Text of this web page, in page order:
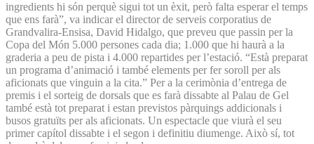
ingredients hi són perquè sigui tot un èxit, però falta esperar el temps
que ens farà”, va indicar el director de serveis corporatius de
Grandvalira-Ensisa, David Hidalgo, que preveu que passin per la
Copa del Món 5.000 persones cada dia; 1.000 que hi haurà a la
graderia a peu de pista i 4.000 repartides per l’estació. “Està preparat
un programa d’animació i també elements per fer soroll per als
aficionats que vinguin a la cita.” Per a la cerimònia d’entrega de
premis i el sorteig de dorsals que es farà dissabte al Palau de Gel
també està tot preparat i estan previstos pàrquings addicionals i
busos gratuïts per als aficionats. Un espectacle que viurà el seu
primer capítol dissabte i el segon i definitiu diumenge. Això sí, tot